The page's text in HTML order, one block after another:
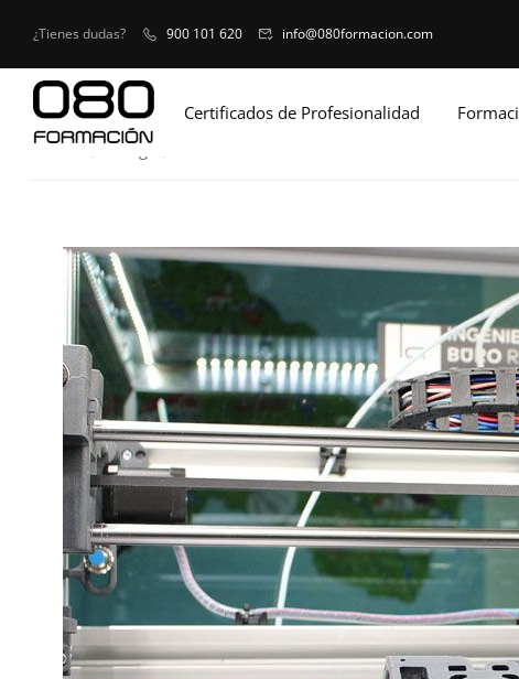
¿Tienes dudas? 900 101 620 info@080formacion.com
Certificados de Profesionalidad
Home Blog